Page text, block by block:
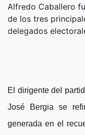
Alfredo Caballero
de los tres
delegados
El dirigente del
José Bergia se
generada en el